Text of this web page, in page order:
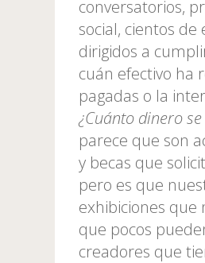
conversatorios,
social, cientos
dirigidos a
cuán efectivo ha
pagadas o la
¿Cuánto dinero
parece que son
y becas que
pero es que
exhibiciones que
que pocos
creadores que